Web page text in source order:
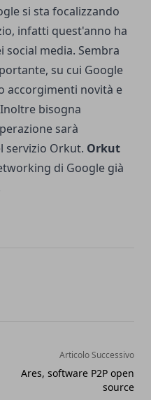
si sta focalizzando
infatti quest'anno ha
social media. Sembra
su cui Google
accorgimenti novità e
bisogna
sarà
servizio Orkut. Orkut
di Google già
Articolo Successivo
Ares, software P2P open
source